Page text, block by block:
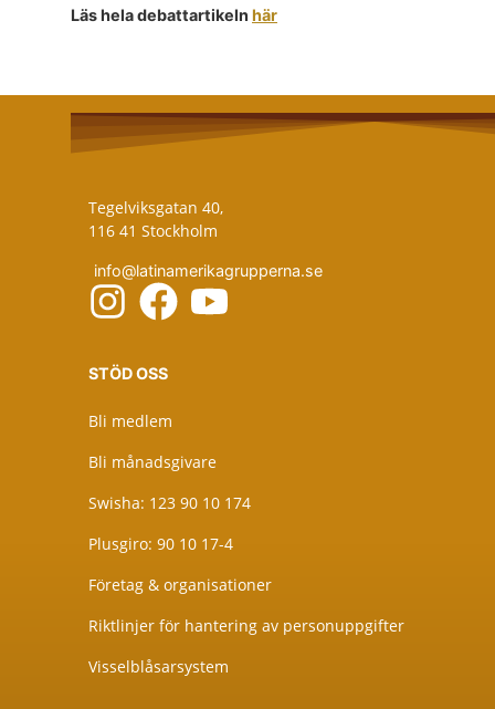
Läs hela debattartikeln här
Tegelviksgatan 40,
116 41 Stockholm
info@latinamerikagrupperna.se
STÖD OSS
Bli medlem
Bli månadsgivare
Swisha: 123 90 10 174
Plusgiro: 90 10 17-4
Företag & organisationer
Riktlinjer för hantering av personuppgifter
Visselblåsarsystem